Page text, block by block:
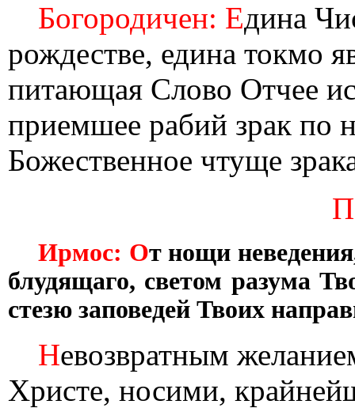
Богородичен: Едина
рождестве, едина токмо
питающая Слово Отчее
приемшее рабий зрак по
Божественное чтуще
Ирмос: От нощи
блудящаго, светом разума
стезю заповедей Твоих
Невозвратным
Христе, носими,